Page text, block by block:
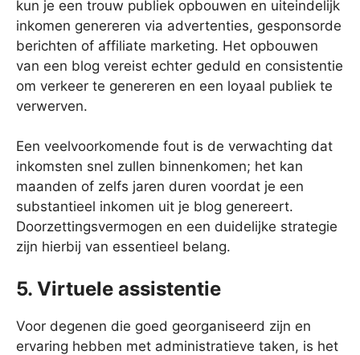
kun je een trouw publiek opbouwen en uiteindelijk
inkomen genereren via advertenties, gesponsorde
berichten of affiliate marketing. Het opbouwen
van een blog vereist echter geduld en consistentie
om verkeer te genereren en een loyaal publiek te
verwerven.
Een veelvoorkomende fout is de verwachting dat
inkomsten snel zullen binnenkomen; het kan
maanden of zelfs jaren duren voordat je een
substantieel inkomen uit je blog genereert.
Doorzettingsvermogen en een duidelijke strategie
zijn hierbij van essentieel belang.
5. Virtuele assistentie
Voor degenen die goed georganiseerd zijn en
ervaring hebben met administratieve taken, is het